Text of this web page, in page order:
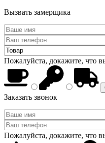
Вызвать замерщика
Пожалуйста, докажите, что
Заказать звонок
Пожалуйста, докажите, что